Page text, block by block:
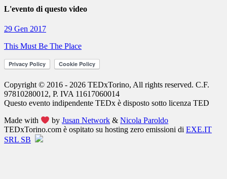
L'evento di questo video
29 Gen 2017
This Must Be The Place
Copyright © 2016 - 2026 TEDxTorino, All rights reserved. C.F.
97810280012, P. IVA 11617060014
Questo evento indipendente TEDx è disposto sotto licenza TED
Made with byJusan Network &Nicola Paroldo
TEDxTorino.com è ospitato su hosting zero emissioni di EXE.IT
SRL SB